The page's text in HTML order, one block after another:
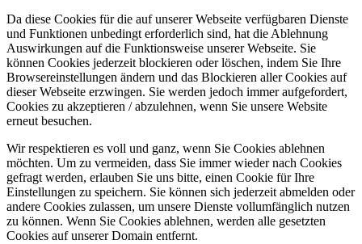
Da diese Cookies für die auf unserer Webseite verfügbaren Dienste
und Funktionen unbedingt erforderlich sind, hat die Ablehnung
Auswirkungen auf die Funktionsweise unserer Webseite. Sie
können Cookies jederzeit blockieren oder löschen, indem Sie Ihre
Browsereinstellungen ändern und das Blockieren aller Cookies auf
dieser Webseite erzwingen. Sie werden jedoch immer aufgefordert,
Cookies zu akzeptieren / abzulehnen, wenn Sie unsere Website
erneut besuchen.
Wir respektieren es voll und ganz, wenn Sie Cookies ablehnen
möchten. Um zu vermeiden, dass Sie immer wieder nach Cookies
gefragt werden, erlauben Sie uns bitte, einen Cookie für Ihre
Einstellungen zu speichern. Sie können sich jederzeit abmelden oder
andere Cookies zulassen, um unsere Dienste vollumfänglich nutzen
zu können. Wenn Sie Cookies ablehnen, werden alle gesetzten
Cookies auf unserer Domain entfernt.